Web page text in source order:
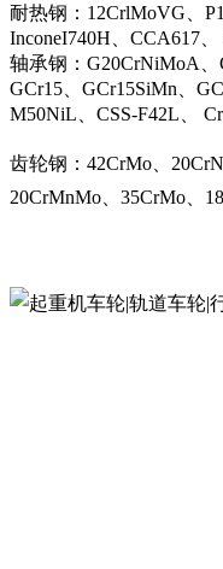
耐热钢：12CrlMoVG、
InconeI740H、CCA617、
轴承钢：G20CrNiMoA、
GCr15、GCr15SiMn、
M50NiL、CSS-F42L、
齿轮钢：42CrMo、
20CrMnMo、35CrMo、